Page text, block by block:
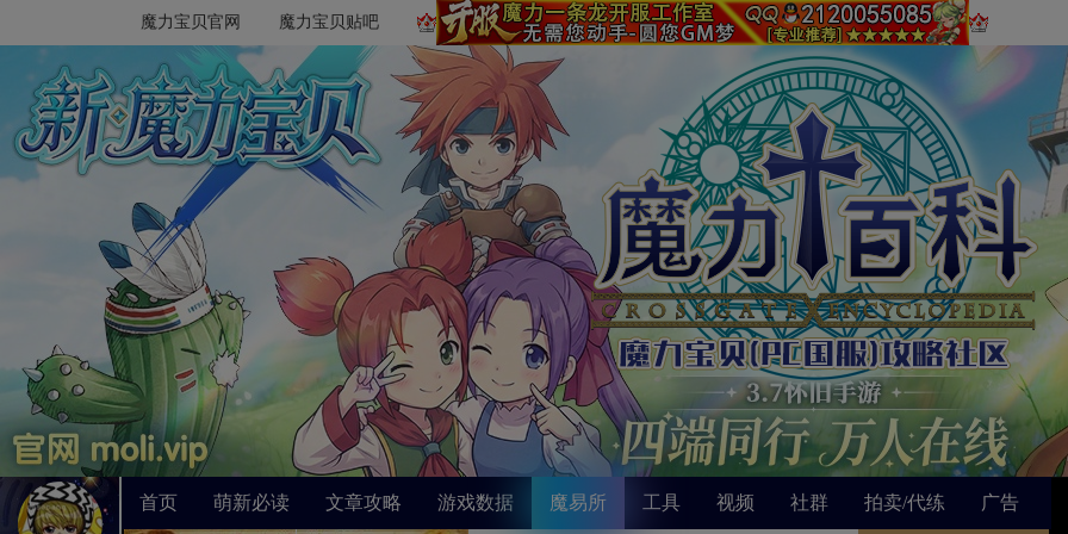
魔力宝贝官网 魔力宝贝贴吧
首页 萌新必读 文章攻略 游戏数据 魔易所 工具 视频 社群 拍卖/代练 广告